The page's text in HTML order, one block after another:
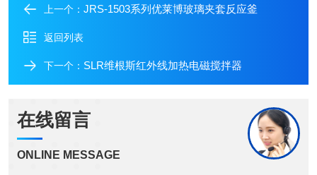
上一个： JRS-1503系列优莱博玻璃夹套反应釜
返回列表
下一个： SLR维根斯红外线加热电磁搅拌器
在线留言
ONLINE MESSAGE